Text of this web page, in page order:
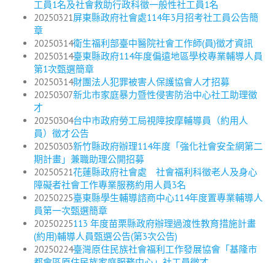
工員1名及社會救助行政科徵一般性社工員1名
20250321屏東縣政府社會處114年3月招考社工員公告簡
章
20250314衛生福利部臺中醫院社會工作師(員)徵才資訊
20250314臺東縣政府114年度偏遠地區學校專業輔導人員
第1次甄選簡章
20250314財團法人犯罪被害人保護協會人才招募
20250307新北市家庭暴力暨性侵害防治中心社工助理徵
才
20250304台中市政府勞工局視障按摩輔導員（約用人
員）徵才公告
20250303新竹縣政府辦理114年度「強化社會安全網第二
期計畫」兼職助理公開招募
20250521花蓮縣政府社會處 社會福利科徵老人及身心
障礙者社會工作專業服務約用人員3名
20250225臺東縣學生輔導諮商中心114年度置專業輔導人
員第一次甄選簡章
20250225113 年度苗栗縣政府辦理過渡性教育措施計畫
(約用)輔導人員甄選公告(第3次公告)
20250224臺灣原住民族社會福利工作發展協會「基隆市